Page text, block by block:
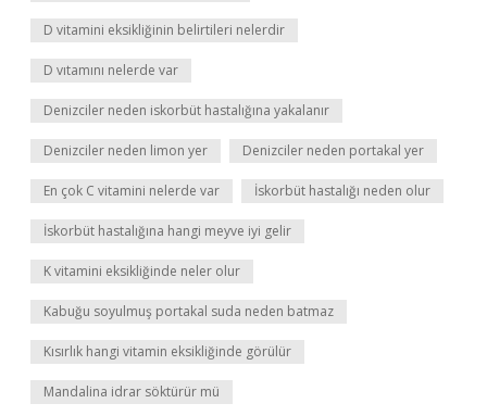
D vitamini eksikliğinin belirtileri nelerdir
D vıtamını nelerde var
Denizciler neden iskorbüt hastalığına yakalanır
Denizciler neden limon yer Denizciler neden portakal yer
En çok C vitamini nelerde var İskorbüt hastalığı neden olur
İskorbüt hastalığına hangi meyve iyi gelir
K vitamini eksikliğinde neler olur
Kabuğu soyulmuş portakal suda neden batmaz
Kısırlık hangi vitamin eksikliğinde görülür
Mandalina idrar söktürür mü